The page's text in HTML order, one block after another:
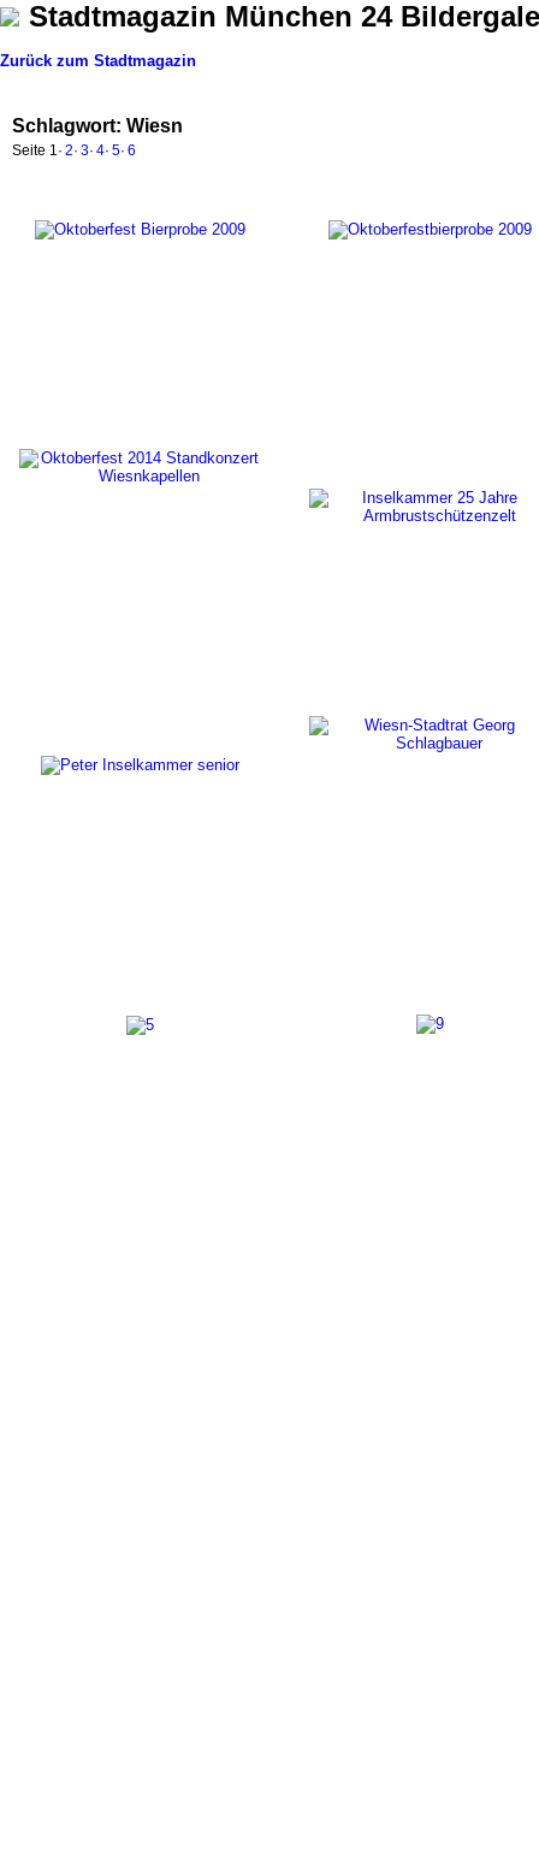
Stadtmagazin München 24
Zurück zum Stadtmagazin
Schlagwort: Wiesn
Seite 1 · 2· 3· 4· 5· 6